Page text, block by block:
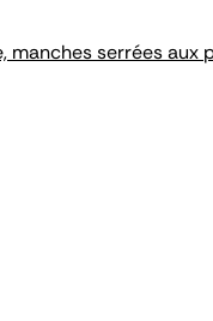
manches serrées aux